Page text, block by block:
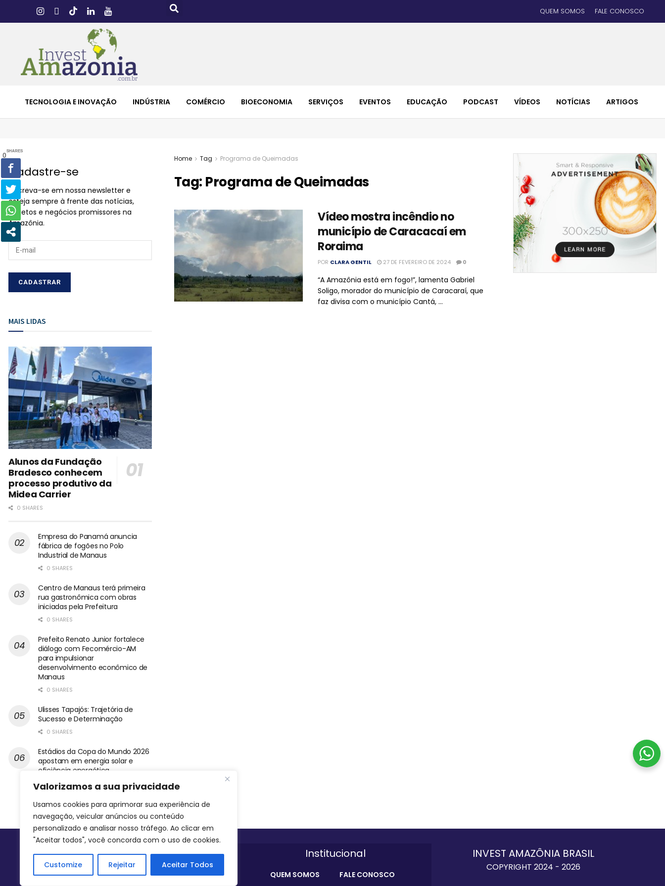
Valorizamos a sua privacidade
Usamos cookies para aprimorar sua experiência de
navegação, veicular anúncios ou conteúdo
personalizado e analisar nosso tráfego. Ao clicar em
"Aceitar todos", você concorda com o uso de cookies.
Customize Rejeitar Aceitar Todos
QUEM SOMOS FALE CONOSCO
TECNOLOGIA E INOVAÇÃO INDÚSTRIA COMÉRCIO BIOECONOMIA SERVIÇOS EVENTOS EDUCAÇÃO PODCAST VÍDEOS NOTÍCIAS ARTIGOS
Home Tag Programa de Queimadas
Tag: Programa de Queimadas
Vídeo mostra incêndio no
município de Caracacaí em
Roraima
POR CLARA GENTIL 27 DE FEVEREIRO DE 2024 0
“A Amazônia está em fogo!”, lamenta Gabriel
Soligo, morador do município de Caracaraí, que
faz divisa com o município Cantá, ...
Cadastre-se
Inscreva-se em nossa newsletter e
esteja sempre à frente das notícias,
projetos e negócios promissores na
Amazônia.
MAIS LIDAS
Alunos da Fundação
Bradesco conhecem
processo produtivo da
Midea Carrier
0 SHARES
Empresa do Panamá anuncia
fábrica de fogões no Polo
Industrial de Manaus
0 SHARES
Centro de Manaus terá primeira
rua gastronômica com obras
iniciadas pela Prefeitura
0 SHARES
Prefeito Renato Junior fortalece
diálogo com Fecomércio-AM
para impulsionar
desenvolvimento econômico de
Manaus
0 SHARES
Ulisses Tapajós: Trajetória de
Sucesso e Determinação
0 SHARES
Estádios da Copa do Mundo 2026
apostam em energia solar e
eficiência energética
0 SHARES
Siga-nos Institucional
QUEM SOMOS FALE CONOSCO
INVEST AMAZÔNIA BRASIL
COPYRIGHT 2024 - 2026
0
SHARES